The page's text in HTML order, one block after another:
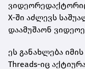
X-ში აძლევს
დაამუშაონ
ეს განახლება
Threads-იც